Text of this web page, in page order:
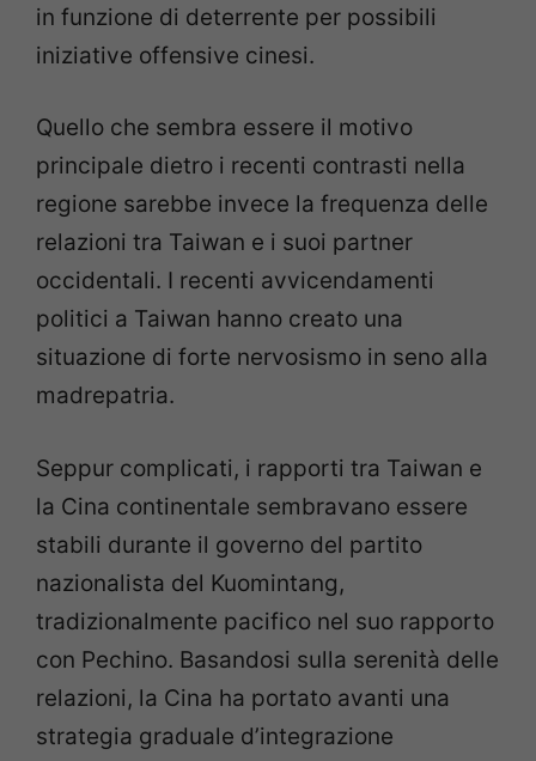
in funzione di deterrente per possibili
iniziative offensive cinesi.
Quello che sembra essere il motivo
principale dietro i recenti contrasti nella
regione sarebbe invece la frequenza delle
relazioni tra Taiwan e i suoi partner
occidentali. I recenti avvicendamenti
politici a Taiwan hanno creato una
situazione di forte nervosismo in seno alla
madrepatria.
Seppur complicati, i rapporti tra Taiwan e
la Cina continentale sembravano essere
stabili durante il governo del partito
nazionalista del Kuomintang,
tradizionalmente pacifico nel suo rapporto
con Pechino. Basandosi sulla serenità delle
relazioni, la Cina ha portato avanti una
strategia graduale d’integrazione